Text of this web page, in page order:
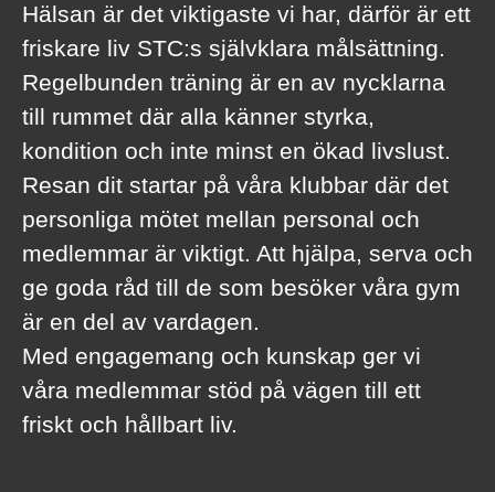
Hälsan är det viktigaste vi har, därför är ett
friskare liv STC:s självklara målsättning.
Regelbunden träning är en av nycklarna
till rummet där alla känner styrka,
kondition och inte minst en ökad livslust.
Resan dit startar på våra klubbar där det
personliga mötet mellan personal och
medlemmar är viktigt. Att hjälpa, serva och
ge goda råd till de som besöker våra gym
är en del av vardagen.
Med engagemang och kunskap ger vi
våra medlemmar stöd på vägen till ett
friskt och hållbart liv.